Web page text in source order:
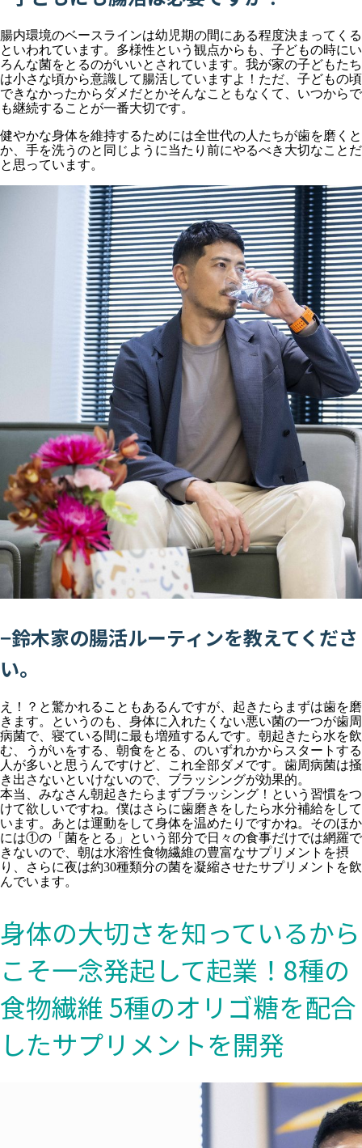
腸内環境のベースラインは幼児期の間にある程度決まってくる
といわれています。多様性という観点からも、子どもの時にい
ろんな菌をとるのがいいとされています。我が家の子どもたち
は小さな頃から意識して腸活していますよ！ただ、子どもの頃
できなかったからダメだとかそんなこともなくて、いつからで
も継続することが一番大切です。
健やかな身体を維持するためには全世代の人たちが歯を磨くと
か、手を洗うのと同じように当たり前にやるべき大切なことだ
と思っています。
−鈴木家の腸活ルーティンを教えてくださ
い。
え！？と驚かれることもあるんですが、起きたらまずは歯を磨
きます。というのも、身体に入れたくない悪い菌の一つが歯周
病菌で、寝ている間に最も増殖するんです。朝起きたら水を飲
む、うがいをする、朝食をとる、のいずれかからスタートする
人が多いと思うんですけど、これ全部ダメです。歯周病菌は掻
き出さないといけないので、ブラッシングが効果的。
本当、みなさん朝起きたらまずブラッシング！という習慣をつ
けて欲しいですね。僕はさらに歯磨きをしたら水分補給をして
います。あとは運動をして身体を温めたりですかね。そのほか
には①の「菌をとる」という部分で日々の食事だけでは網羅で
きないので、朝は水溶性食物繊維の豊富なサプリメントを摂
り、さらに夜は約30種類分の菌を凝縮させたサプリメントを飲
んでいます。
身体の大切さを知っているから
こそ一念発起して起業！8種の
食物繊維 5種のオリゴ糖を配合
したサプリメントを開発